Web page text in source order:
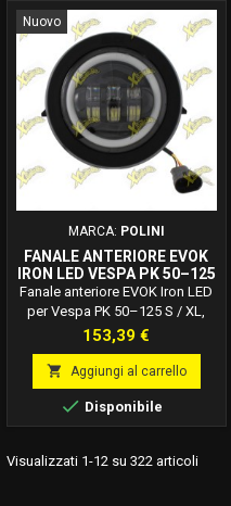
Nuovo
MARCA: POLINI
FANALE ANTERIORE EVOK
IRON LED VESPA PK 50–125
S XL 246410105
Fanale anteriore EVOK Iron LED
per Vespa PK 50–125 S / XL,
codice 246410105. Luce LED
6000K 12V, completo di
convertitore di tensione con
antisfarfallio, ideale come
ricambio e upgrade
performance.
Prezzo
153,39 €
 Aggiungi al carrello
 Disponibile
Visualizzati 1-12 su 322 articoli